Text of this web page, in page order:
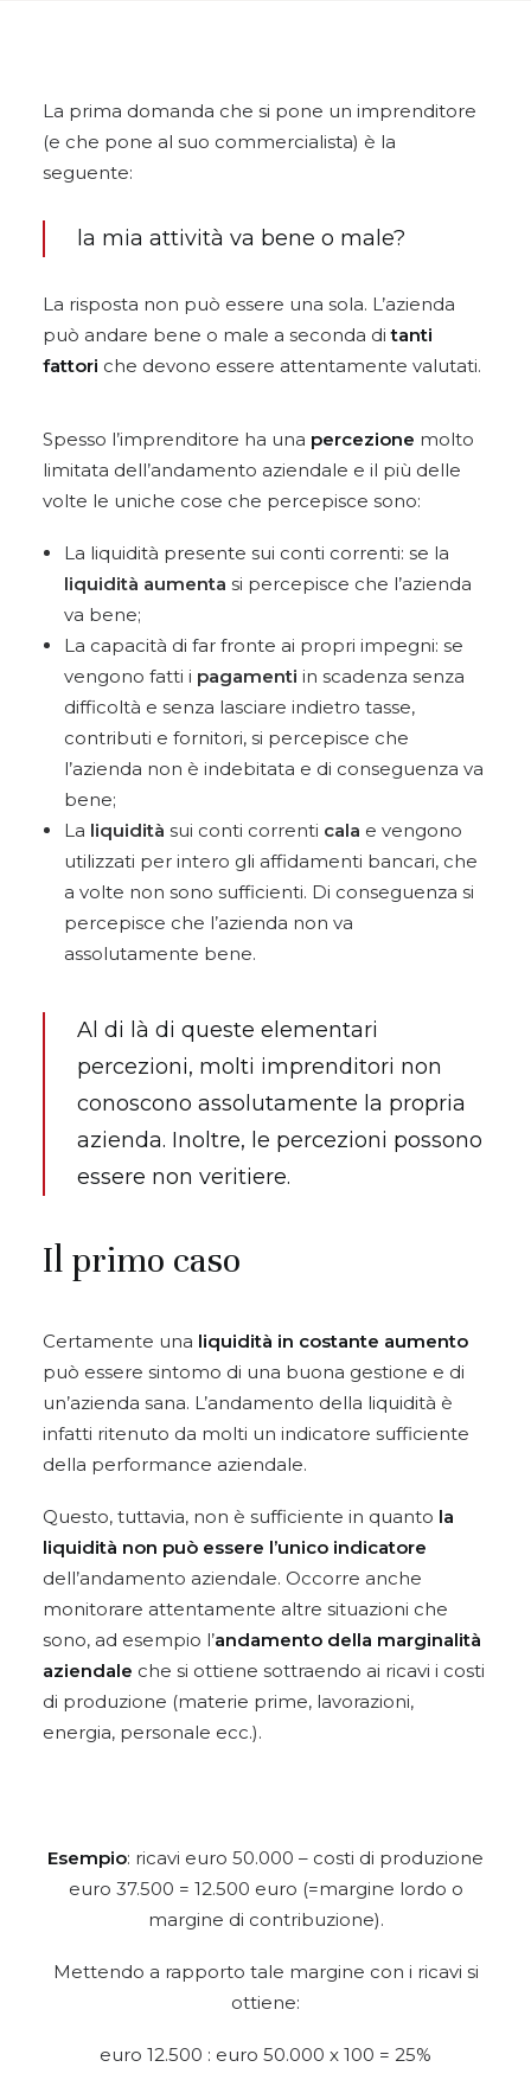
La prima domanda che si pone un imprenditore
(e che pone al suo commercialista) è la
seguente:
la mia attività va bene o male?
La risposta non può essere una sola. L’azienda
può andare bene o male a seconda ditanti
fattori che devono essere attentamente valutati.
Spesso l’imprenditore ha una percezione molto
limitata dell’andamento aziendale e il più delle
volte le uniche cose che percepisce sono:
La liquidità presente sui conti correnti: se la
liquidità aumenta si percepisce che l’azienda
va bene;
La capacità di far fronte ai propri impegni: se
vengono fatti i pagamenti in scadenza senza
difficoltà e senza lasciare indietro tasse,
contributi e fornitori, si percepisce che
l’azienda non è indebitata e di conseguenza va
bene;
La liquidità sui conti correnti cala e vengono
utilizzati per intero gli affidamenti bancari, che
a volte non sono sufficienti. Di conseguenza si
percepisce che l’azienda non va
assolutamente bene.
Al di là di queste elementari
percezioni, molti imprenditori non
conoscono assolutamente la propria
azienda. Inoltre, le percezioni possono
essere non veritiere.
Il primo caso
Certamente una liquidità in costante aumento
può essere sintomo di una buona gestione e di
un’azienda sana. L’andamento della liquidità è
infatti ritenuto da molti un indicatore sufficiente
della performance aziendale.
Questo, tuttavia, non è sufficiente in quanto la
liquidità non può essere l’unico indicatore
dell’andamento aziendale. Occorre anche
monitorare attentamente altre situazioni che
sono, ad esempio l’andamento della marginalità
aziendale che si ottiene sottraendo ai ricavi i costi
di produzione (materie prime, lavorazioni,
energia, personale ecc.).
Esempio: ricavi euro 50.000 – costi di produzione
euro 37.500 = 12.500 euro (=margine lordo o
margine di contribuzione).
Mettendo a rapporto tale margine con i ricavi si
ottiene:
euro 12.500 : euro 50.000 x 100 = 25%